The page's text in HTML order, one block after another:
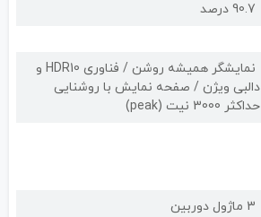
90.7 درصد
نمایشگر همیشه روشن / فناوری HDR10 و
دالبی ویژن / صفحه نمایش با روشنایی
حداکثر 3000 نیت (peak)
3 ماژول دوربین